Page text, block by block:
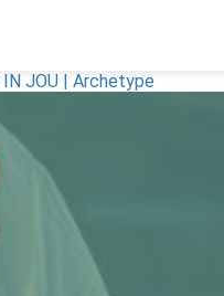
JOU | Archetype